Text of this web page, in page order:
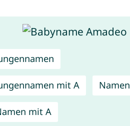
mit A Namen
mit A